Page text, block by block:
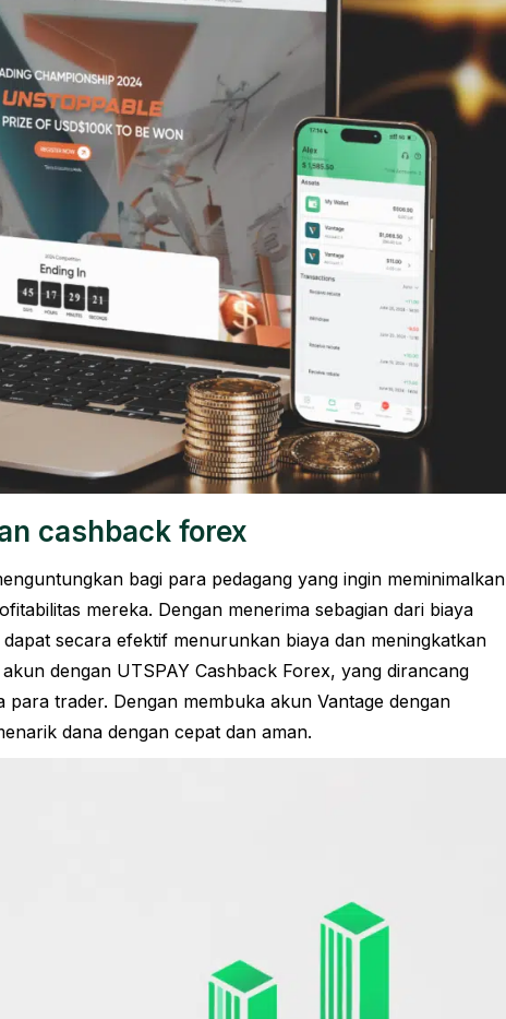
cashback forex
bagi para pedagang yang ingin meminimalkan
mereka. Dengan menerima sebagian dari biaya
secara efektif menurunkan biaya dan meningkatkan
dengan UTSPAY Cashback Forex, yang dirancang
trader. Dengan membuka akun Vantage dengan
dana dengan cepat dan aman.